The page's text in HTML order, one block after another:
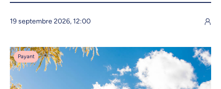
19 septembre 2026, 12:00
Payant